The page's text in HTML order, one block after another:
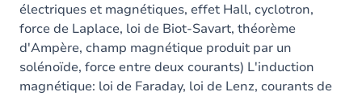
électriques et magnétiques, effet Hall, cyclotron,
force de Laplace, loi de Biot-Savart, théorème
d'Ampère, champ magnétique produit par un
solénoïde, force entre deux courants) L'induction
magnétique: loi de Faraday, loi de Lenz, courants de